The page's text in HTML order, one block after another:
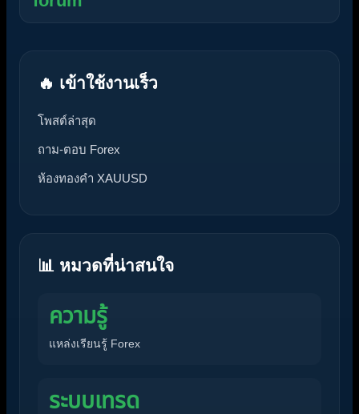
🔥 เข้าใช้งานเร็ว
โพสต์ล่าสุด
ถาม-ตอบ Forex
ห้องทองคำ XAUUSD
📊 หมวดที่น่าสนใจ
ความรู้
แหล่งเรียนรู้ Forex
ระบบเทรด